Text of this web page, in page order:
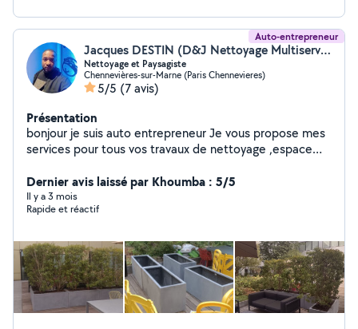
Auto-entrepreneur
Jacques DESTIN (D&J Nettoyage Multiservices)
Nettoyage et Paysagiste
Chennevières-sur-Marne (Paris Chennevieres)
5/5 (7 avis)
Présentation
bonjour je suis auto entrepreneur Je vous propose mes
services pour tous vos travaux de nettoyage ,espace
,déménagement etc.. Tel :zero six cinquante huit quatre
Dernier avis laissé par Khoumba : 5/5
Il y a 3 mois
Rapide et réactif